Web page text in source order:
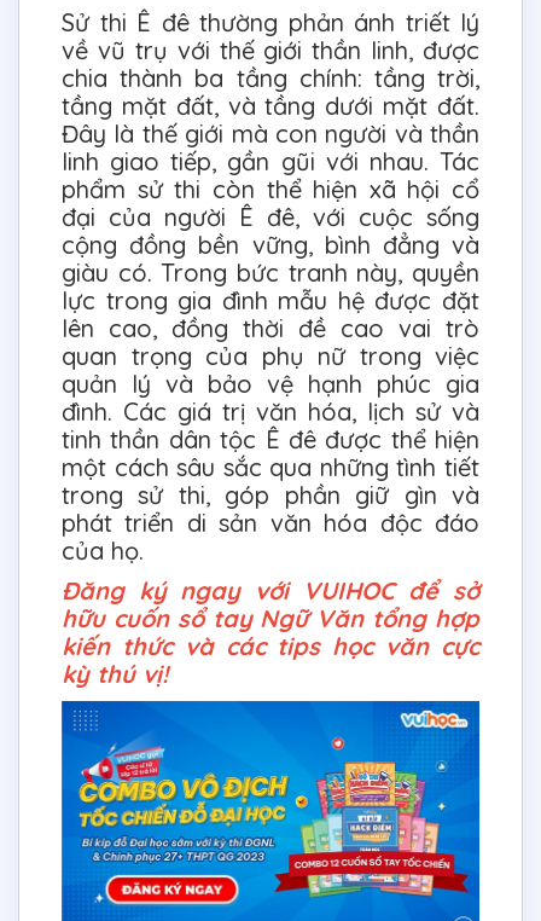
Sử thi Ê đê thường phản ánh triết lý
về vũ trụ với thế giới thần linh, được
chia thành ba tầng chính: tầng trời,
tầng mặt đất, và tầng dưới mặt đất.
Đây là thế giới mà con người và thần
linh giao tiếp, gần gũi với nhau. Tác
phẩm sử thi còn thể hiện xã hội cổ
đại của người Ê đê, với cuộc sống
cộng đồng bền vững, bình đẳng và
giàu có. Trong bức tranh này, quyền
lực trong gia đình mẫu hệ được đặt
lên cao, đồng thời đề cao vai trò
quan trọng của phụ nữ trong việc
quản lý và bảo vệ hạnh phúc gia
đình. Các giá trị văn hóa, lịch sử và
tinh thần dân tộc Ê đê được thể hiện
một cách sâu sắc qua những tình tiết
trong sử thi, góp phần giữ gìn và
phát triển di sản văn hóa độc đáo
của họ.
Đăng ký ngay với VUIHOC để sở
hữu cuốn sổ tay Ngữ Văn tổng hợp
kiến thức và các tips học văn cực
kỳ thú vị!